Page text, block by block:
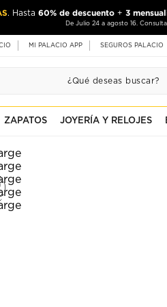
. Hasta 60% de descuento + 3
De Julio 24 a agosto 16.
MI PALACIO APP SEGUROS PALACIO
ZAPATOS JOYERÍA Y RELOJES